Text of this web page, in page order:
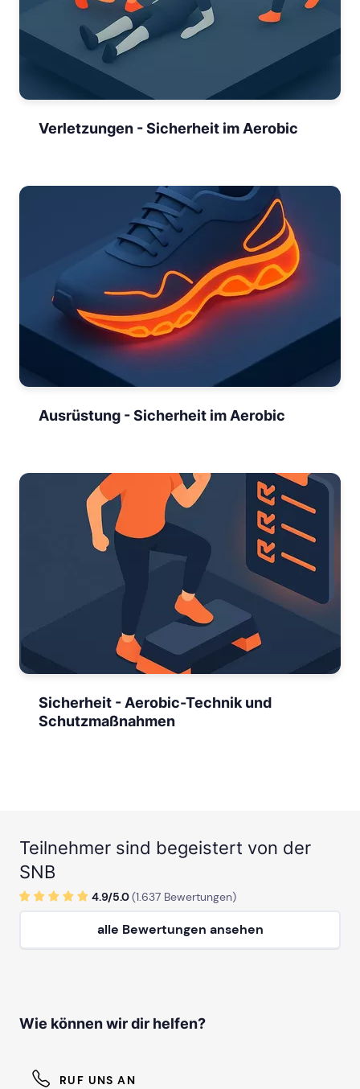
Verletzungen - Sicherheit im Aerobic
Ausrüstung - Sicherheit im Aerobic
Sicherheit - Aerobic-Technik und
Schutzmaßnahmen
Teilnehmer sind begeistert von der
SNB
4.9/5.0(1.637 Bewertungen)
alle Bewertungen ansehen
Wie können wir dir helfen?
RUF UNS AN